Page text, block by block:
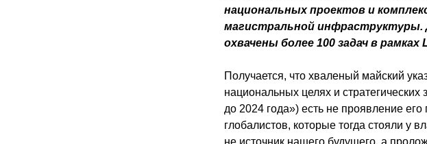
национальных проектов и
магистральной инфраструктуры.
охвачены более 100 задач в рамках
Получается, что хваленый майский
национальных целях и
до 2024 года») есть не проявление
глобалистов, которые тогда стояли у
не источник нашего будущего, а